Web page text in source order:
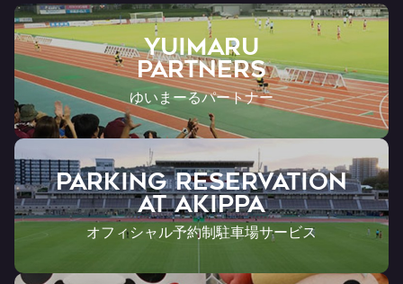
YUIMARU
Partners
ゆいまーるパートナー
PARKING RESERVATION
AT Akippa
オフィシャル予約制駐車場サービス